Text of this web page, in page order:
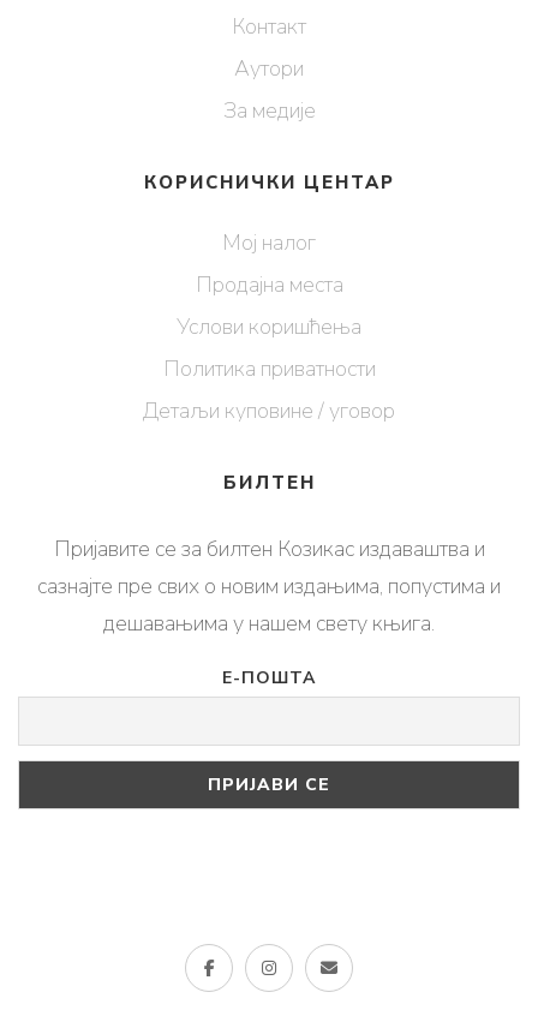
Контакт
Аутори
За медије
КОРИСНИЧКИ ЦЕНТАР
Мој налог
Продајна места
Услови коришћења
Политика приватности
Детаљи куповине / уговор
БИЛТЕН
Пријавите се за билтен Козикас издаваштва и
сазнајте пре свих о новим издањима, попустима и
дешавањима у нашем свету књига.
Е-ПОШТА